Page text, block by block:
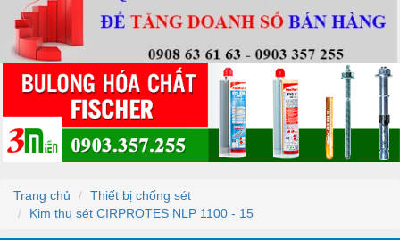
Trang chủ
Thiết bị chống sét
Kim thu sét CIRPROTES NLP 1100 - 15